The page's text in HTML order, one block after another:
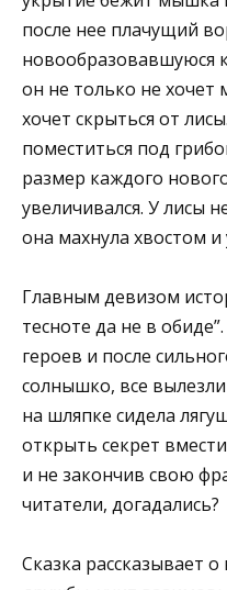
после нее плачущий
новообразовавшуюся
он не только не
хочет скрыться от
поместиться под
размер каждого
увеличивался. У лисы
она махнула хвостом и
Главным девизом
тесноте да не в
героев и после
солнышко, все
на шляпке сидела
открыть секрет
и не закончив свою
читатели, догадались?
Сказка рассказывает